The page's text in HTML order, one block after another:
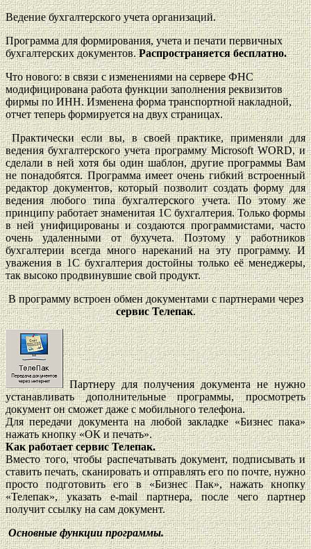
Ведение бухгалтерского учета организаций.
Программа для формирования, учета и печати первичных
бухгалтерских документов.Распространяется бесплатно.
Что нового: в связи с изменениями на сервере ФНС
модифицирована работа функции заполнения реквизитов
фирмы по ИНН. Изменена форма транспортной накладной,
отчет теперь формируется на двух страницах.
Практически если вы, в своей практике, применяли для
ведения бухгалтерского учета программу Microsoft WORD, и
сделали в ней хотя бы один шаблон, другие программы Вам
не понадобятся. Программа имеет очень гибкий встроенный
редактор документов, который позволит создать форму для
ведения любого типа бухгалтерского учета. По этому же
принципу работает знаменитая 1С бухгалтерия. Только формы
в ней унифицированы и создаются программистами, часто
очень удаленными от бухучета. Поэтому у работников
бухгалтерии всегда много нареканий на эту программу. И
уважения в 1С бухгалтерия достойны только её менеджеры,
так высоко продвинувшие свой продукт.
В программу встроен обмен документами с партнерами через
сервис Телепак.
Партнеру для получения документа не нужно
устанавливать дополнительные программы, просмотреть
документ он сможет даже с мобильного телефона.
Для передачи документа на любой закладке «Бизнес пака»
нажать кнопку «ОК и печать».
Как работает сервис Телепак.
Вместо того, чтобы распечатывать документ, подписывать и
ставить печать, сканировать и отправлять его по почте, нужно
просто подготовить его в «Бизнес Пак», нажать кнопку
«Телепак», указать e-mail партнера, после чего партнер
получит ссылку на сам документ.
Основные функции программы.